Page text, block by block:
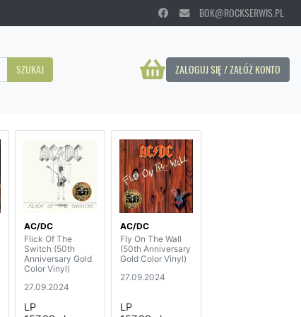
BOK@ROCKSERWIS.PL
ZALOGUJ SIĘ / ZAŁÓŻ KONTO
SZUKAJ
AC/DC
Flick Of The
Switch (50th
Anniversary Gold
Color Vinyl)
27.09.2024
LP
AC/DC
Fly On The Wall
(50th Anniversary
Gold Color Vinyl)
27.09.2024
LP